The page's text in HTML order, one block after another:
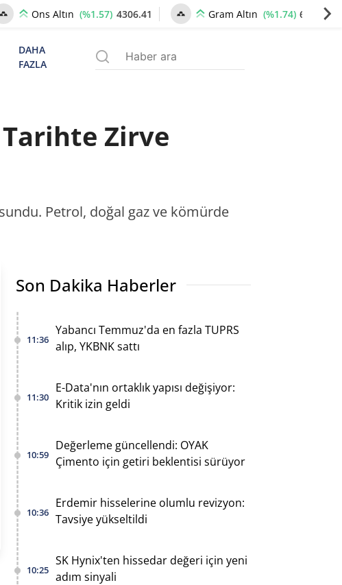
Ons Altın (%1.57) 4306.41 Gram Altın (%1.74) 6605.44
DAHA
FAZLA
Zirve
Petrol, doğal gaz ve kömürde
Son Dakika Haberler
11:36
Yabancı Temmuz'da en fazla TUPRS
alıp, YKBNK sattı
11:30
E-Data'nın ortaklık yapısı değişiyor:
Kritik izin geldi
10:59
Değerleme güncellendi: OYAK
Çimento için getiri beklentisi sürüyor
10:36
Erdemir hisselerine olumlu revizyon:
Tavsiye yükseltildi
10:25
SK Hynix'ten hissedar değeri için yeni
adım sinyali